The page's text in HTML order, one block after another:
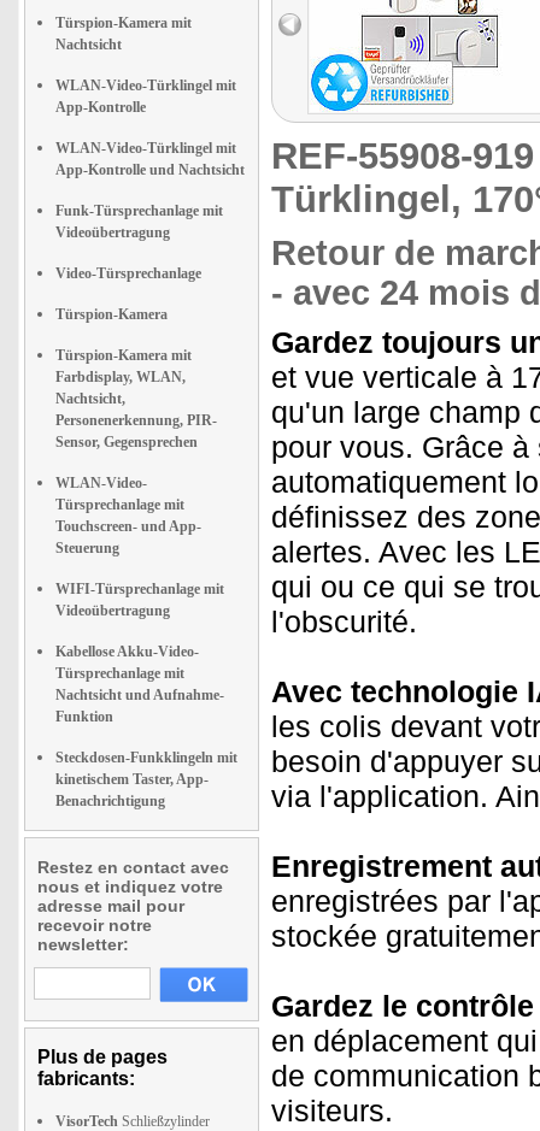
Türspion-Kamera mit
Nachtsicht
WLAN-Video-Türklingel mit
App-Kontrolle
WLAN-Video-Türklingel mit
App-Kontrolle und Nachtsicht
Funk-Türsprechanlage mit
Videoübertragung
Video-Türsprechanlage
Türspion-Kamera
Türspion-Kamera mit
Farbdisplay, WLAN,
Nachtsicht,
Personenerkennung, PIR-
Sensor, Gegensprechen
WLAN-Video-
Türsprechanlage mit
Touchscreen- und App-
Steuerung
WIFI-Türsprechanlage mit
Videoübertragung
Kabellose Akku-Video-
Türsprechanlage mit
Nachtsicht und Aufnahme-
Funktion
Steckdosen-Funkklingeln mit
kinetischem Taster, App-
Benachrichtigung
Restez en contact avec
nous et indiquez votre
adresse mail pour
recevoir notre
newsletter:
Plus de pages
fabricants:
VisorTech Schließzylinder
REF-55908-
Türklingel,
Retour de
- avec 24 mois
Gardez toujours
et vue verticale à
qu'un large champ
pour vous. Grâce
automatiquement
définissez des
alertes. Avec les
qui ou ce qui se
l'obscurité.
Avec technologie
les colis devant
besoin d'appuyer
via l'application.
Enregistrement
enregistrées par
stockée
Gardez le
en déplacement
de communication
visiteurs.